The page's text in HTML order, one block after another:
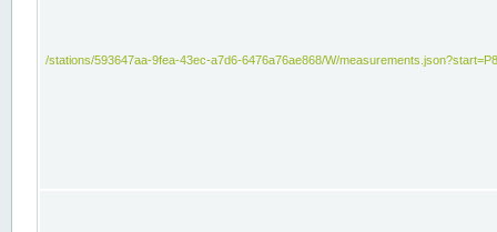
/stations/593647aa-9fea-43ec-a7d6-6476a76ae868/W/